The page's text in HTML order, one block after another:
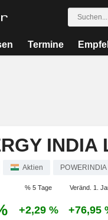
Termine
INDIA
Aktien POWERINDIA
% 5 Tage Veränd. 1.
+2,29 % +76,95